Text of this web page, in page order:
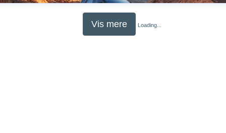
Vis mere Loading...